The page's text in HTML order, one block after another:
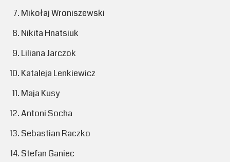
Mikołaj Wroniszewski
Nikita Hnatsiuk
Liliana Jarczok
Kataleja Lenkiewicz
Maja Kusy
Antoni Socha
Sebastian Raczko
Stefan Ganiec